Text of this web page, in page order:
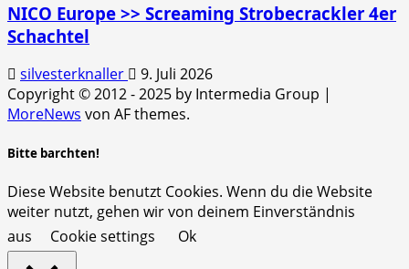
NICO Europe >> Screaming Strobecrackler 4er
Schachtel
silvesterknaller
9. Juli 2026
Copyright © 2012 - 2025 by Intermedia Group |
MoreNews von AF themes.
Bitte barchten!
Diese Website benutzt Cookies. Wenn du die Website
weiter nutzt, gehen wir von deinem Einverständnis
aus
Cookie settings Ok